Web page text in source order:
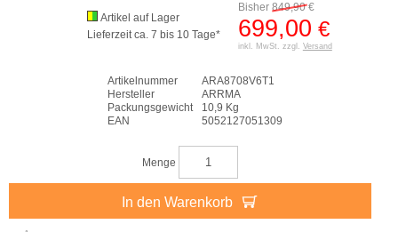
Bisher 849,90€
699,00 €
inkl. MwSt. zzgl. Versand
Artikel auf Lager
Lieferzeit ca. 7 bis 10 Tage*
Artikelnummer
ARA8708V6T1
Hersteller
ARRMA
Packungsgewicht
10,9 Kg
EAN
5052127051309
Menge
In den Warenkorb